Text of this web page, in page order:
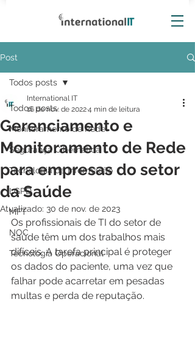
Post
Todos posts
Monitoramento de Rede
Segurança Cibernética
Tecnologia da Informação
LGPD
MFT
NOC
Tecnologia Operacional
Todos posts
Gerenciamento e
Monitoramento de Rede
para empresas do setor
da Saúde
International IT
16 de nov. de 20224 min de leitura
Atualizado: 30 de nov. de 2023
Os profissionais de TI do setor de
saúde têm um dos trabalhos mais
difíceis. A tarefa principal é proteger
os dados do paciente, uma vez que
falhar pode acarretar em pesadas
multas e perda de reputação.